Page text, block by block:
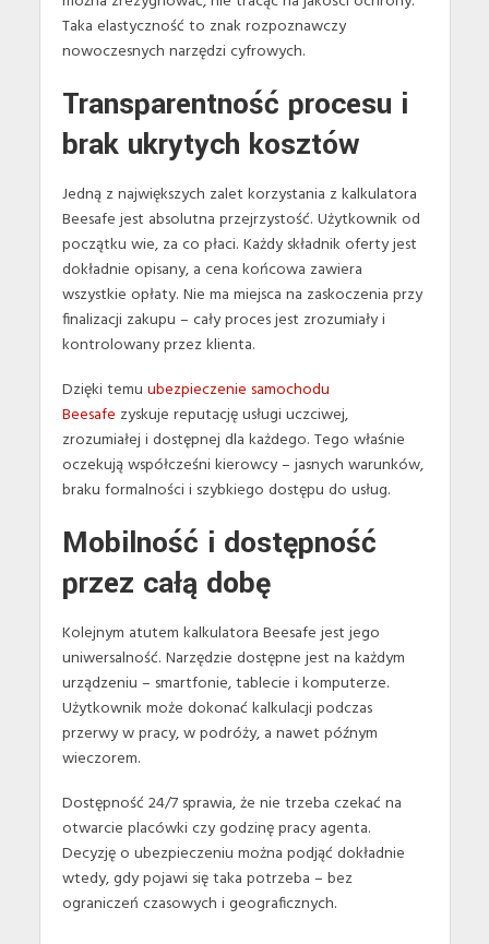
Taka elastyczność to znak rozpoznawczy
nowoczesnych narzędzi cyfrowych.
Transparentność procesu i
brak ukrytych kosztów
Jedną z największych zalet korzystania z kalkulatora
Beesafe jest absolutna przejrzystość. Użytkownik od
początku wie, za co płaci. Każdy składnik oferty jest
dokładnie opisany, a cena końcowa zawiera
wszystkie opłaty. Nie ma miejsca na zaskoczenia przy
finalizacji zakupu – cały proces jest zrozumiały i
kontrolowany przez klienta.
Dzięki temu ubezpieczenie samochodu
Beesafe zyskuje reputację usługi uczciwej,
zrozumiałej i dostępnej dla każdego. Tego właśnie
oczekują współcześni kierowcy – jasnych warunków,
braku formalności i szybkiego dostępu do usług.
Mobilność i dostępność
przez całą dobę
Kolejnym atutem kalkulatora Beesafe jest jego
uniwersalność. Narzędzie dostępne jest na każdym
urządzeniu – smartfonie, tablecie i komputerze.
Użytkownik może dokonać kalkulacji podczas
przerwy w pracy, w podróży, a nawet późnym
wieczorem.
Dostępność 24/7 sprawia, że nie trzeba czekać na
otwarcie placówki czy godzinę pracy agenta.
Decyzję o ubezpieczeniu można podjąć dokładnie
wtedy, gdy pojawi się taka potrzeba – bez
ograniczeń czasowych i geograficznych.